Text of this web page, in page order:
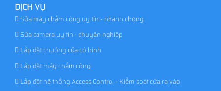
DỊCH VỤ
Sửa máy chấm công uy tín - nhanh chóng
Sửa camera uy tín - chuyên nghiệp
Lắp đặt chuông cửa có hình
Lắp đặt máy chấm công
Lắp đặt hệ thống Access Control - Kiểm soát cửa ra vào